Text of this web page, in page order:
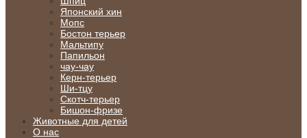
Японский хин
Мопс
Бостон терьер
Мальтипу
Папильон
чау-чау
Керн-терьер
Ши-тцу
Скотч-терьер
Бишон-фризе
Животные для детей
О нас